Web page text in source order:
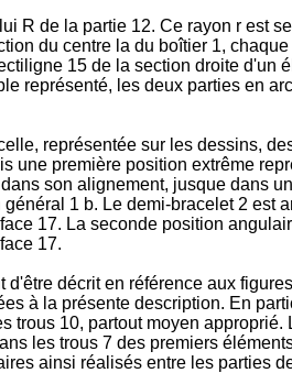
R de la partie 12. Ce rayon r est
du centre la du boîtier 1,
15 de la section droite d'un
représenté, les deux parties en
représentée sur les dessins,
une première position extrême
son alignement, jusque dans
1 b. Le demi-bracelet 2 est
17. La seconde position
17.
décrit en référence aux
à la présente description. En
10, partout moyen
les trous 7 des premiers
ainsi réalisés entre les parties